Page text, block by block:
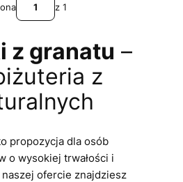
z 1
z granatu –
z
propozycja dla osób
o wysokiej trwałości i
ofercie znajdziesz